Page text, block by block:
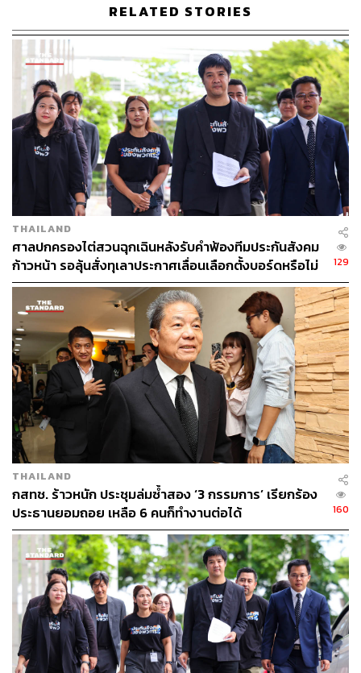
2. ขาดความเป็นตัวแทน และไม่เอื้อให้เกิดความรับผิด
ชอบของผู้ดำรงตำแหน่ง
แม้ประธาน กกต. จะบอกว่าระบบเลือก สว. ต่างจาก สส. โดย
บอกว่า สว. มีที่มาจาก ‘การเลือก’ กันเองของผู้ทรงคุณวุฒิ แต่
ก็ต้องเป็นตัวแทนของกลุ่มอาชีพหรือลักษณะร่วมเหล่านั้น อีก
ทั้งรัฐธรรมนูญมาตรา 114 ก็บัญญัติไว้ให้ สว. เป็นผู้แทนปวง
ชนเหมือนกับ สส. ดังนั้นการเป็นตัวแทนย่อมหมายถึงต้องมี
พันธสัญญากับสิ่งที่ตนแทนมา การที่ระเบียบไม่ให้ผู้สมัคร
บอกว่าจะเข้าไปทำอะไรบ้าง หากได้รับเลือกเป็น สว. ย่อม
ทำให้พันธสัญญาของความเป็นผู้แทนไม่เกิดขึ้น และเป็นไป
ไม่ได้เลยที่จะไปเรียกร้องความรับผิดรับชอบตามสัญญาที่ให้
ไว้แก่ประชาคมหรือแม้แต่กลุ่มอาชีพหรือลักษณะร่วมที่เลือก
เข้ามา
3. กระทบต่อเสรีภาพในการประกอบอาชีพของกลุ่ม
สื่อสารมวลชน ผู้สร้างสรรค์วรรณกรรม และกลุ่มศิลปะ
วัฒนธรรม ดนตรี การแสดง และบันเทิง นักกีฬา
ตามระเบียบ กกต. ดังกล่าวในหมวด 3 ข้อห้ามในการแนะนำ
ตัว ข้อ 11 (2) บัญญัติไว้ว่า “ผู้ประกอบอาชีพทางวิทยุกระจาย
เสียง วิทยุโทรทัศน์ สื่อมวลชน สื่อโฆษณา เช่น นักแสดง นัก
ร้อง นักดนตรี พิธีกร เป็นต้น ใช้ความสามารถหรือวิชาชีพดัง
กล่าวเพื่อเอื้อประโยชน์ในการแนะนำตัว” ขณะที่ตามระเบียบ
นี้ ข้อ 7 ที่ระบุสิ่งที่เรียกว่าการแนะนำตัวไว้เป็นข้อความเกี่ยว
กับข้อมูลส่วนตัว รูปถ่าย ประวัติการศึกษา ประวัติการทำงาน
หรือประสบการณ์ในการทำงาน แต่ผู้ประกอบวิชาชีพตามข้อ
11 (2) นี้ ซึ่งเข้าลักษณะกลุ่มอาชีพ 2 ใน 20 กลุ่มที่จะมีการ
เลือก สว. ในครั้งนี้ โดยในการทำงานหรือประกอบอาชีพก็มัก
ต้องใช้ข้อมูลที่อยู่ในลักษณะเดียวกับการแนะนำตัวดังกล่าว
RELATED STORIES
THAILAND
ศาลปกครองไต่สวนฉุกเฉินหลังรับคำฟ้องทีมประกันสังคม
ก้าวหน้า รอลุ้นสั่งทุเลาประกาศเลื่อนเลือกตั้งบอร์ดหรือไม่
129
THAILAND
กสทช. ร้าวหนัก ประชุมล่มซ้ำสอง ‘3 กรรมการ’ เรียกร้อง
ประธานยอมถอย เหลือ 6 คนก็ทำงานต่อได้
160